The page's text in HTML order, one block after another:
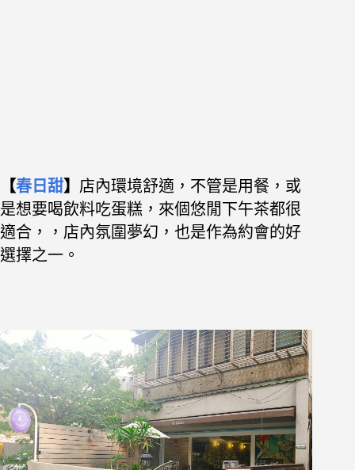
【春日甜】 店內環境舒適，不管是用餐，或
是想要喝飲料吃蛋糕，來個悠閒下午茶都很
適合，
，店內氛圍夢幻，也是作為約會的好
選擇之一。